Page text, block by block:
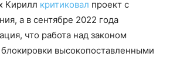
Кирилл критиковал проект с
а в сентябре 2022 года
что работа над законом
высокопоставленными